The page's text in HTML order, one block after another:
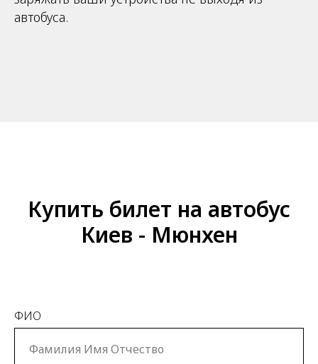
автобуса.
Купить билет на автобус
Киев - Мюнхен
ФИО